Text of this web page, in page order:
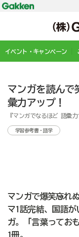
イベント・キャンペーン
マンガを読んで
彙力アップ！
『マンガでなるほど 語彙
学習参考書・語学
マンガで爆笑→忘れ
マ1話完結、国語
ガ。「言葉ってお
1冊。